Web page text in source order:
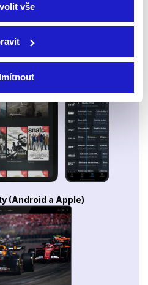
vše
Samsung, LG, VIDAA
(Android a Apple)